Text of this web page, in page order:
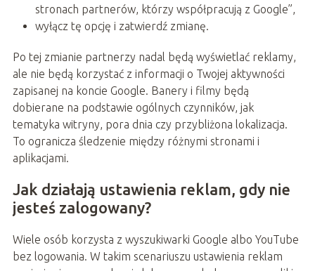
stronach partnerów, którzy współpracują z Google”,
wyłącz tę opcję i zatwierdź zmianę.
Po tej zmianie partnerzy nadal będą wyświetlać reklamy,
ale nie będą korzystać z informacji o Twojej aktywności
zapisanej na koncie Google. Banery i filmy będą
dobierane na podstawie ogólnych czynników, jak
tematyka witryny, pora dnia czy przybliżona lokalizacja.
To ogranicza śledzenie między różnymi stronami i
aplikacjami.
Jak działają ustawienia reklam, gdy nie
jesteś zalogowany?
Wiele osób korzysta z wyszukiwarki Google albo YouTube
bez logowania. W takim scenariuszu ustawienia reklam